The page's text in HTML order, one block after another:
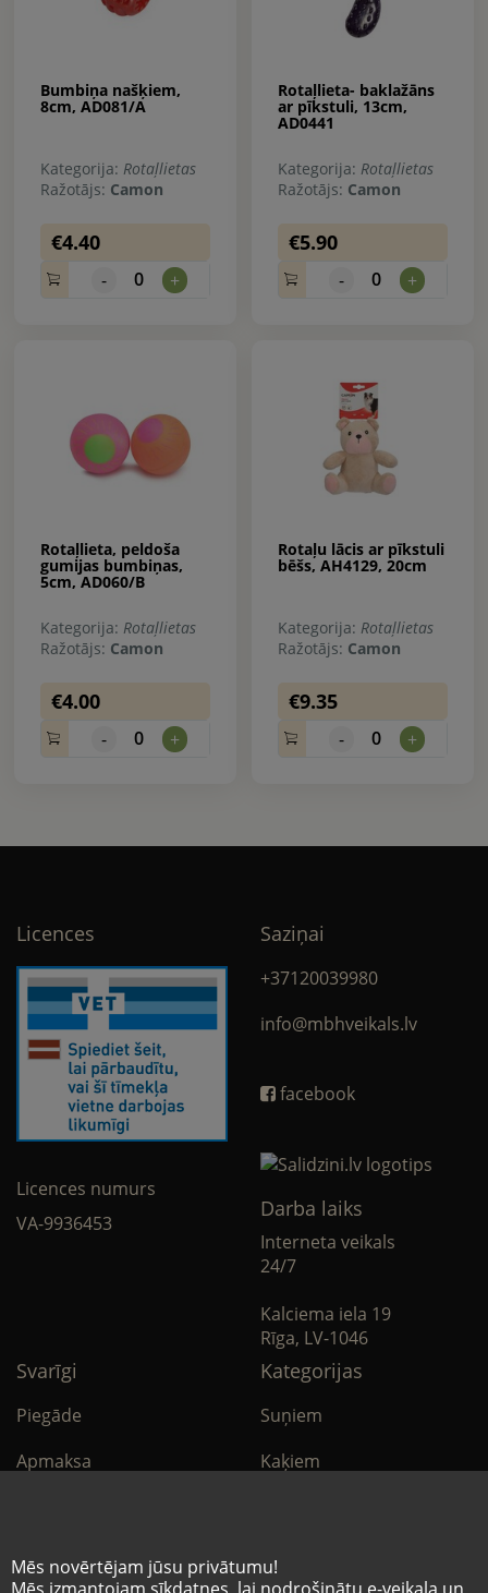
Mēs novērtējam jūsu privātumu!
Bumbiņa našķiem,
8cm, AD081/A
Kategorija: Rotaļlietas
Ražotājs: Camon
€4.40
- 0 +
Rotaļlieta- baklažāns
ar pīkstuli, 13cm,
AD0441
Kategorija: Rotaļlietas
Ražotājs: Camon
€5.90
- 0 +
Rotaļlieta, peldoša
gumijas bumbiņas,
5cm, AD060/B
Kategorija: Rotaļlietas
Ražotājs: Camon
€4.00
- 0 +
Rotaļu lācis ar pīkstuli
bēšs, AH4129, 20cm
Kategorija: Rotaļlietas
Ražotājs: Camon
€9.35
- 0 +
Licences
Licences numurs
VA-9936453
Saziņai
+37120039980
info@mbhveikals.lv
facebook
Darba laiks
Interneta veikals
24/7
Kalciema iela 19
Rīga, LV-1046
Svarīgi
Piegāde
Apmaksa
Kategorijas
Suņiem
Kaķiem